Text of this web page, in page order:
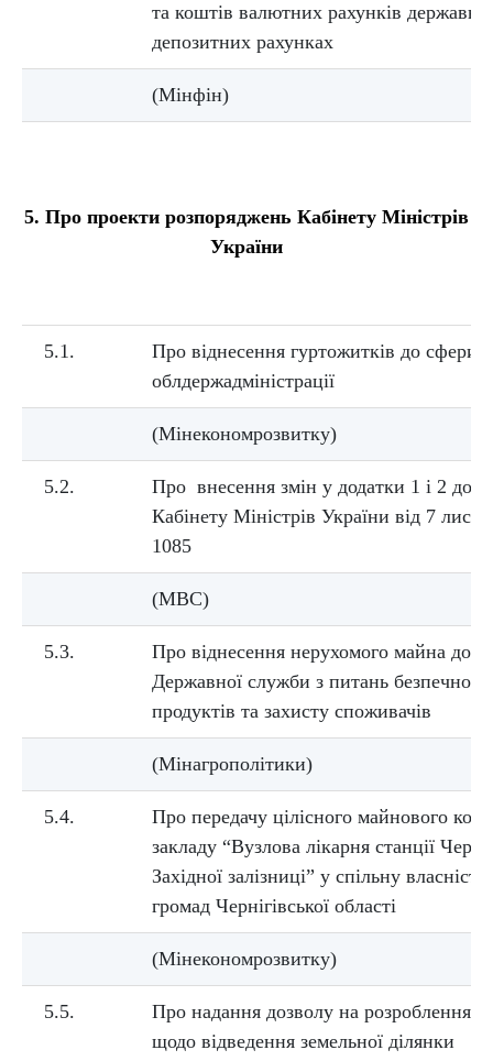
та коштів валютних рахунків
депозитних рахунках
(Мінфін)
5. Про проекти розпоряджень Кабінету Міністрів
України
5.1.
Про віднесення гуртожитків до сфери
облдержадміністрації
(Мінекономрозвитку)
5.2.
Про внесення змін у додатки 1 і 2 до
Кабінету Міністрів України від 7
1085
(МВС)
5.3.
Про віднесення нерухомого майна до
Державної служби з питань
продуктів та захисту споживачів
(Мінагрополітики)
5.4.
Про передачу цілісного майнового
закладу “Вузлова лікарня станції
Західної залізниці” у спільну
громад Чернігівської області
(Мінекономрозвитку)
5.5.
Про надання дозволу на розроблення
щодо відведення земельної ділянки